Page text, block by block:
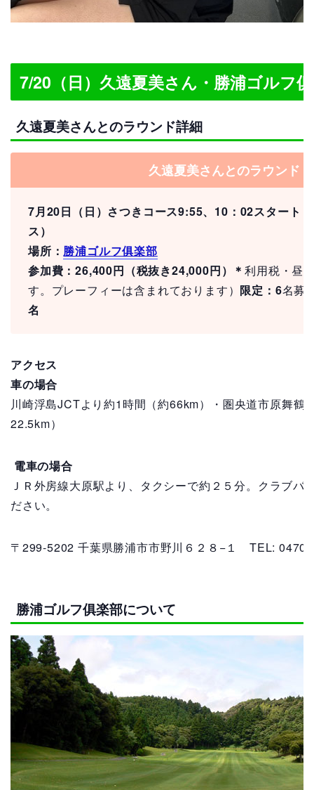
7/20（日）久遠夏美さん・勝浦ゴルフ
久遠夏美さんとのラウンド詳細
久遠夏美さんとのラウンド
7月20日（日）さつきコース9:55、10：02スタート
ス）
場所： 勝浦ゴルフ俱楽部
参加費：26,400円（税抜き24,000円）＊利用税・昼
す。プレーフィーは含まれております） 限定：6名募
名
アクセス
車の場合
川崎浮島JCTより約1時間（約66km）・圏央道市原舞鶴
22.5km）
電車の場合
ＪＲ外房線大原駅より、タクシーで約２５分。クラブバ
ださい。
〒299-5202 千葉県勝浦市市野川６２８−１ TEL:
勝浦ゴルフ俱楽部について